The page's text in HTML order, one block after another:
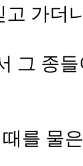
고 가더
그 종
를 물